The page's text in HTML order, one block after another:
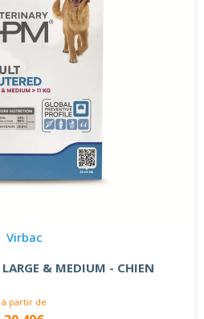
Virbac
& MEDIUM - CHIEN
à partir de